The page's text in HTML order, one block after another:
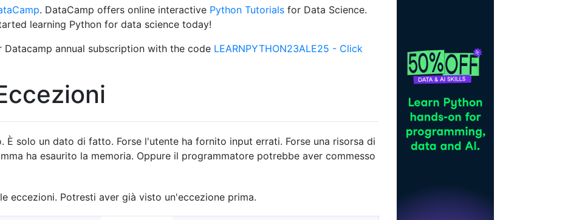
. DataCamp offers online interactive Python Tutorials for Data Science.
learning Python for data science today!
annual subscription with the code LEARNPYTHON23ALE25 - Click
È solo un dato di fatto. Forse l'utente ha fornito input errati. Forse una risorsa di
ha esaurito la memoria. Oppure il programmatore potrebbe aver commesso
eccezioni. Potresti aver già visto un'eccezione prima.